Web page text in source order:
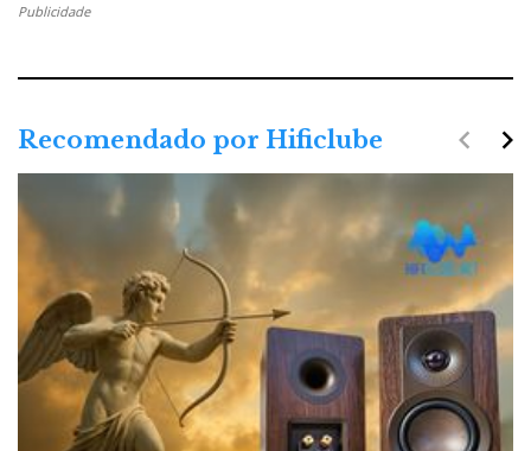
Publicidade
Recomendado por Hificlube navigate_next
navigate_before